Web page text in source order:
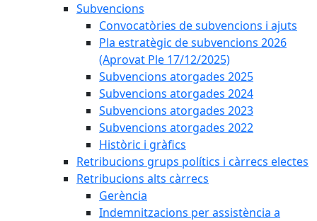
Subvencions
Convocatòries de subvencions i ajuts
Pla estratègic de subvencions 2026
(Aprovat Ple 17/12/2025)
Subvencions atorgades 2025
Subvencions atorgades 2024
Subvencions atorgades 2023
Subvencions atorgades 2022
Històric i gràfics
Retribucions grups polítics i càrrecs electes
Retribucions alts càrrecs
Gerència
Indemnitzacions per assistència a